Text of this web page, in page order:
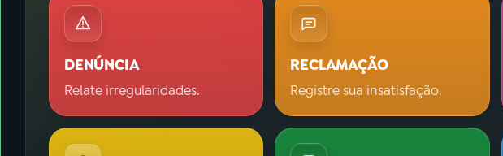
DENÚNCIA
Relate irregularidades.
RECLAMAÇÃO
Registre sua insatisfação.